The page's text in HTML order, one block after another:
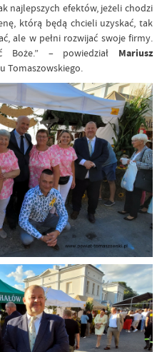
najlepszych efektów, jeżeli chodzi
którą będą chcieli uzyskać, tak
ale w pełni rozwijać swoje firmy.
Boże.” – powiedział Mariusz
Tomaszowskiego.